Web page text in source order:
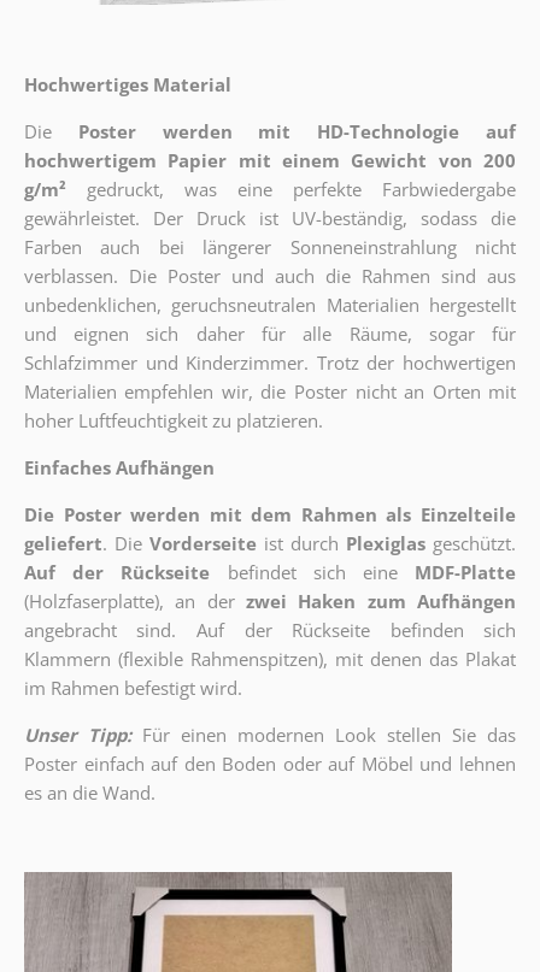
Hochwertiges Material
Die
Poster werden mit HD-Technologie auf
hochwertigem Papier mit einem Gewicht von 200
g/m²
gedruckt, was eine perfekte Farbwiedergabe
gewährleistet. Der Druck ist UV-beständig, sodass die
Farben auch bei längerer Sonneneinstrahlung nicht
verblassen. Die Poster und auch die Rahmen sind aus
unbedenklichen, geruchsneutralen Materialien hergestellt
und eignen sich daher für alle Räume, sogar für
Schlafzimmer und Kinderzimmer. Trotz der hochwertigen
Materialien empfehlen wir, die Poster nicht an Orten mit
hoher Luftfeuchtigkeit zu platzieren.
Einfaches Aufhängen
Die Poster werden mit dem Rahmen als Einzelteile
geliefert. Die Vorderseite ist durch Plexiglas geschützt.
Auf der Rückseite
befindet sich eine
MDF-Platte
(Holzfaserplatte), an der zwei Haken zum Aufhängen
angebracht sind.
Auf der Rückseite befinden sich
Klammern (flexible Rahmenspitzen), mit denen das Plakat
im Rahmen befestigt wird.
Unser Tipp: Für einen modernen Look stellen Sie das
Poster einfach auf den Boden oder auf Möbel und lehnen
es an die Wand.